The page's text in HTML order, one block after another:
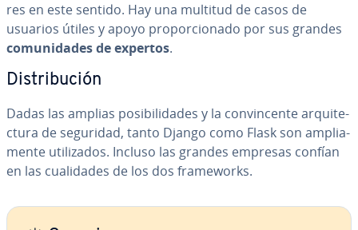
res en este sentido. Hay una multitud de casos de
usuarios útiles y apoyo pro­po­r­cio­na­do por sus grandes
co­mu­ni­da­des de expertos.
Di­s­tri­bu­ción
Dadas las amplias po­si­bi­li­da­des y la co­n­vi­n­ce­n­te ar­qui­te­
c­tu­ra de seguridad, tanto Django como Flask son am­plia­
me­n­te uti­li­za­dos. Incluso las grandes empresas confían
en las cua­li­da­des de los dos fra­me­wo­r­ks.